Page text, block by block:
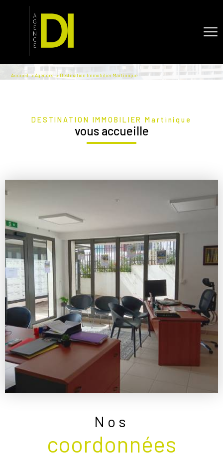
Accueil Agences Destination Immobilier Martinique
DESTINATION IMMOBILIER Martinique
vous accueille
Nos
coordonnées